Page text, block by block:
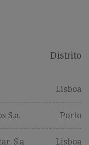
Distrito
Lisboa
S.a. Porto
S.a. Lisboa